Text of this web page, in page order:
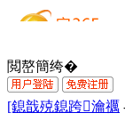
閲嶅簡绔�
[鎴戠殑鎴跨瀹禲